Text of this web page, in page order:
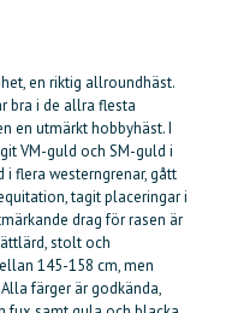
en riktig allroundhäst.
bra i de allra flesta
en utmärkt hobbyhäst. I
VM-guld och SM-guld i
flera westerngrenar, gått
tagit placeringar i
drag för rasen är
stolt och
145-158 cm, men
färger är godkända,